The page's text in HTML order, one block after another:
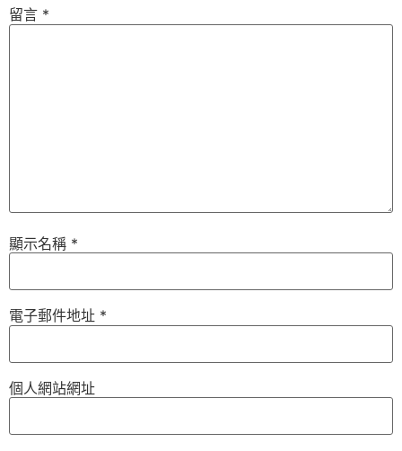
留言 *
顯示名稱 *
電子郵件地址 *
個人網站網址